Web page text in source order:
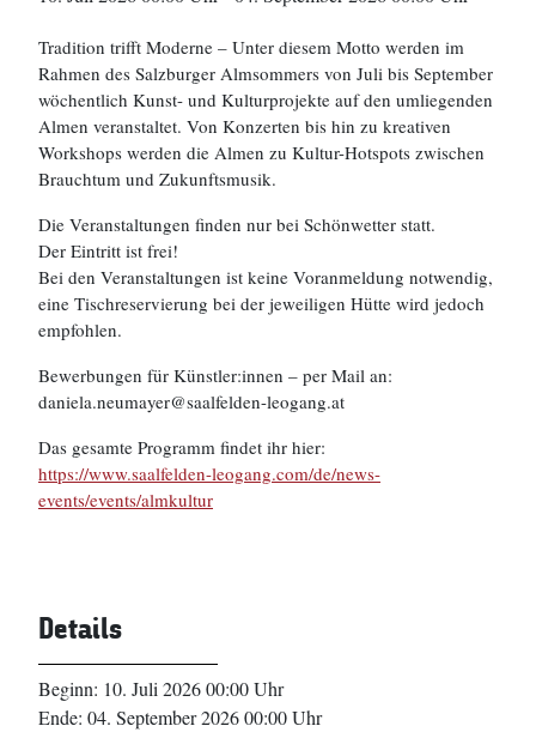
Tradition trifft Moderne – Unter diesem Motto werden im
Rahmen des Salzburger Almsommers von Juli bis September
wöchentlich Kunst- und Kulturprojekte auf den umliegenden
Almen veranstaltet. Von Konzerten bis hin zu kreativen
Workshops werden die Almen zu Kultur-Hotspots zwischen
Brauchtum und Zukunftsmusik.
Die Veranstaltungen finden nur bei Schönwetter statt.
Der Eintritt ist frei!
Bei den Veranstaltungen ist keine Voranmeldung notwendig,
eine Tischreservierung bei der jeweiligen Hütte wird jedoch
empfohlen.
Bewerbungen für Künstler:innen – per Mail an:
daniela.neumayer@saalfelden-leogang.at
Das gesamte Programm findet ihr hier:
https://www.saalfelden-leogang.com/de/news-
events/events/almkultur
Details
Beginn: 10. Juli 2026 00:00 Uhr
Ende: 04. September 2026 00:00 Uhr